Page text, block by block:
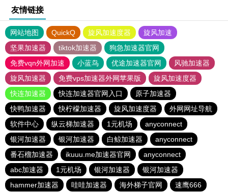
友情链接
网站地图 QuickQ 旋风加速度器
旋风加速
坚果加速器
tiktok加速器
狗急加速器官网
免费vqn外网加速
小蓝鸟 优途加速器官网
风驰加速器
旋风加速器
免费vps加速器外网苹果版
旋风加速度器
快连加速器
快连加速器官网入口
原子加速器
快鸭加速器
快柠檬加速器 旋风加速度器
外网网址导航
软件中心
纵云梯加速器 1元机场
anyconnect
银河加速器
银河加速器 白鲸加速器
anyconnect
番石榴加速器
ikuuu.me加速器官网
anyconnect
abc加速器
1元机场 银河加速器
银河加速器
hammer加速器
哇哇加速器 海外梯子官网 速鹰666